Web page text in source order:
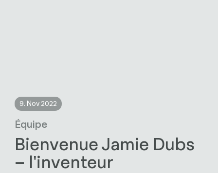
9. Nov 2022
Équipe
Bienvenue Jamie Dubs
– l'inventeur